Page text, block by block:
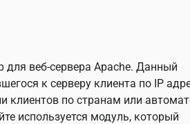
для веб-сервера Apache. Данный
к серверу клиента по IP
клиентов по странам или
используется модуль, который